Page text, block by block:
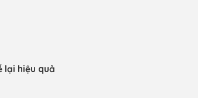
lại hiệu quả